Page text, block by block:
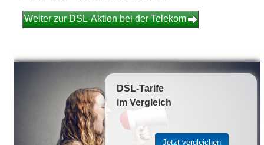
Weiter zur DSL-Aktion bei der Telekom
DSL-Tarife
im Vergleich